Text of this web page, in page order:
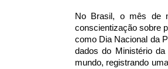
No Brasil, o mês de
conscientização sobre
como Dia Nacional da
dados do Ministério
mundo, registrando